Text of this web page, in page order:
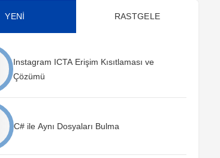
YENİ RASTGELE
Instagram ICTA Erişim Kısıtlaması ve
Çözümü
C# ile Aynı Dosyaları Bulma